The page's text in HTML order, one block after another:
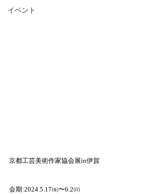
イベント
京都工芸美術作家協会展in伊賀
会期:2024.5.17㈮〜6.2㈰